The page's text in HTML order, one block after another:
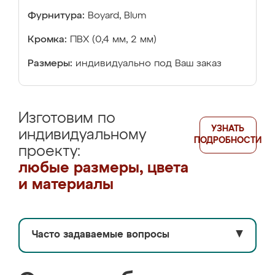
Фурнитура: Boyard, Blum
Кромка: ПВХ (0,4 мм, 2 мм)
Размеры: индивидуально под Ваш заказ
Изготовим по
индивидуальному
проекту:
любые размеры, цвета
и материалы
УЗНАТЬ
ПОДРОБНОСТИ
Часто задаваемые вопросы ▼